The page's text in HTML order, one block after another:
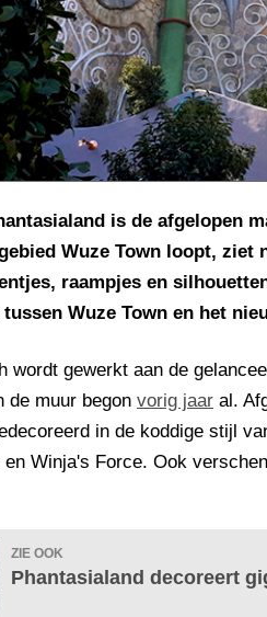
is de afgelopen
Wuze Town loopt, ziet
raampjes en
Wuze Town en het
wordt gewerkt aan de
de muur begon vorig jaar al.
in de koddige stijl
Winja's Force. Ook
ZIE OOK
Phantasialand decoreert